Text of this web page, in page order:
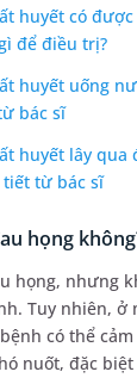
huyết có
để điều trị?
huyết uống
bác sĩ
huyết lây
tiết từ bác sĩ
họng
họng, nhưng
Tuy nhiên, ở
có thể
nuốt, đặc